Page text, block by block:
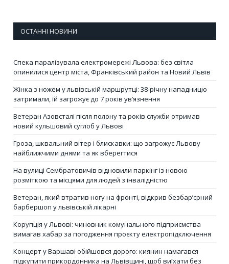
ОСТАННІ НОВИНИ
Спека паралізувала електромережі Львова: без світла
опинилися центр міста, Франківський район та Новий Львів
Жінка з ножем у львівській маршрутці: 38-річну нападницю
затримали, їй загрожує до 7 років ув’язнення
Ветеран Азовсталі після полону та років служби отримав
новий кульшовий суглоб у Львові
Гроза, шквальний вітер і блискавки: що загрожує Львову
найближчими днями та як вберегтися
На вулиці Сембратовичів відновили паркінг із новою
розміткою та місцями для людей з інвалідністю
Ветеран, який втратив ногу на фронті, відкрив безбар’єрний
барбершоп у львівській лікарні
Корупція у Львові: чиновник комунального підприємства
вимагав хабар за погодження проєкту електропідключення
Концерт у Варшаві обійшовся дорого: киянин намагався
підкупити прикордонника на Львівщині, щоб виїхати без